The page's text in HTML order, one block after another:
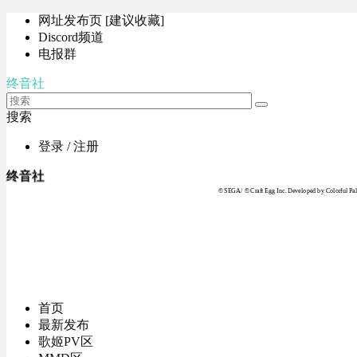
网址发布页 [建议收藏]
Discord频道
电报群
终音社
搜索
登录 / 注册
终音社
© SEGA / © Craft Egg Inc. Developed by Colorful
首页
最新发布
歌姬PV区